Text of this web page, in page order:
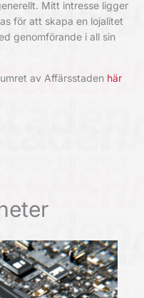
Mitt intresse ligger
för att skapa en lojalitet
genomförande i all sin
av Affärsstaden här